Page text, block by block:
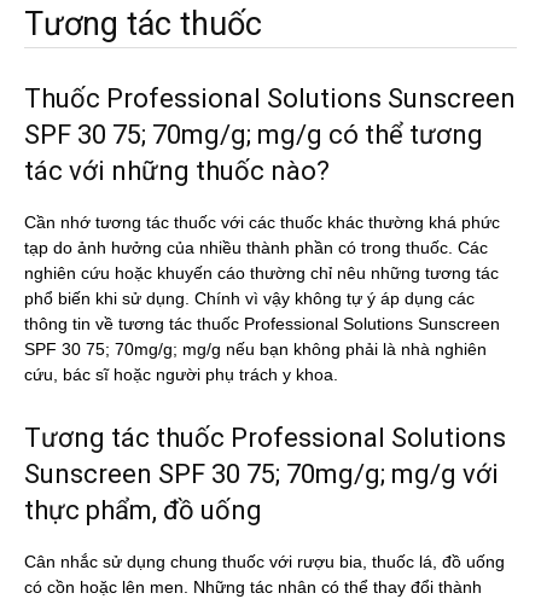
Tương tác thuốc
Thuốc Professional Solutions Sunscreen
SPF 30 75; 70mg/g; mg/g có thể tương
tác với những thuốc nào?
Cần nhớ tương tác thuốc với các thuốc khác thường khá phức
tạp do ảnh hưởng của nhiều thành phần có trong thuốc. Các
nghiên cứu hoặc khuyến cáo thường chỉ nêu những tương tác
phổ biến khi sử dụng. Chính vì vậy không tự ý áp dụng các
thông tin về tương tác thuốc Professional Solutions Sunscreen
SPF 30 75; 70mg/g; mg/g nếu bạn không phải là nhà nghiên
cứu, bác sĩ hoặc người phụ trách y khoa.
Tương tác thuốc Professional Solutions
Sunscreen SPF 30 75; 70mg/g; mg/g với
thực phẩm, đồ uống
Cân nhắc sử dụng chung thuốc với rượu bia, thuốc lá, đồ uống
có cồn hoặc lên men. Những tác nhân có thể thay đổi thành